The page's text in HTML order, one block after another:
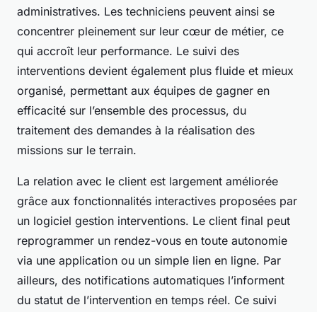
administratives. Les techniciens peuvent ainsi se
concentrer pleinement sur leur cœur de métier, ce
qui accroît leur performance. Le suivi des
interventions devient également plus fluide et mieux
organisé, permettant aux équipes de gagner en
efficacité sur l’ensemble des processus, du
traitement des demandes à la réalisation des
missions sur le terrain.
La relation avec le client est largement améliorée
grâce aux fonctionnalités interactives proposées par
un logiciel gestion interventions. Le client final peut
reprogrammer un rendez-vous en toute autonomie
via une application ou un simple lien en ligne. Par
ailleurs, des notifications automatiques l’informent
du statut de l’intervention en temps réel. Ce suivi